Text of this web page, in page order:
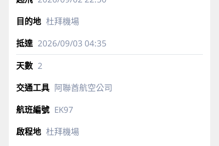
杜拜機場
2026/09/03 04:35
2
阿聯酋航空公司
EK97
杜拜機場